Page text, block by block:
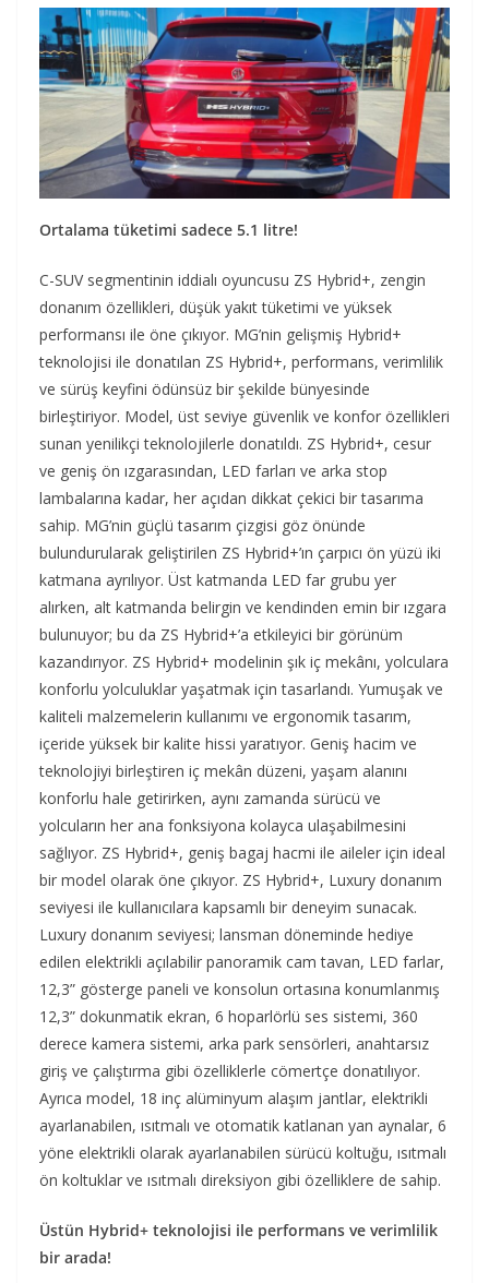
Ortalama tüketimi sadece 5.1 litre!
C-SUV segmentinin iddialı oyuncusu ZS Hybrid+, zengin
donanım özellikleri, düşük yakıt tüketimi ve yüksek
performansı ile öne çıkıyor. MG’nin gelişmiş Hybrid+
teknolojisi ile donatılan ZS Hybrid+, performans, verimlilik
ve sürüş keyfini ödünsüz bir şekilde bünyesinde
birleştiriyor. Model, üst seviye güvenlik ve konfor özellikleri
sunan yenilikçi teknolojilerle donatıldı. ZS Hybrid+, cesur
ve geniş ön ızgarasından, LED farları ve arka stop
lambalarına kadar, her açıdan dikkat çekici bir tasarıma
sahip. MG’nin güçlü tasarım çizgisi göz önünde
bulundurularak geliştirilen ZS Hybrid+’ın çarpıcı ön yüzü iki
katmana ayrılıyor. Üst katmanda LED far grubu yer
alırken, alt katmanda belirgin ve kendinden emin bir ızgara
bulunuyor; bu da ZS Hybrid+’a etkileyici bir görünüm
kazandırıyor. ZS Hybrid+ modelinin şık iç mekânı, yolculara
konforlu yolculuklar yaşatmak için tasarlandı. Yumuşak ve
kaliteli malzemelerin kullanımı ve ergonomik tasarım,
içeride yüksek bir kalite hissi yaratıyor. Geniş hacim ve
teknolojiyi birleştiren iç mekân düzeni, yaşam alanını
konforlu hale getirirken, aynı zamanda sürücü ve
yolcuların her ana fonksiyona kolayca ulaşabilmesini
sağlıyor. ZS Hybrid+, geniş bagaj hacmi ile aileler için ideal
bir model olarak öne çıkıyor. ZS Hybrid+, Luxury donanım
seviyesi ile kullanıcılara kapsamlı bir deneyim sunacak.
Luxury donanım seviyesi; lansman döneminde hediye
edilen elektrikli açılabilir panoramik cam tavan, LED farlar,
12,3” gösterge paneli ve konsolun ortasına konumlanmış
12,3” dokunmatik ekran, 6 hoparlörlü ses sistemi, 360
derece kamera sistemi, arka park sensörleri, anahtarsız
giriş ve çalıştırma gibi özelliklerle cömertçe donatılıyor.
Ayrıca model, 18 inç alüminyum alaşım jantlar, elektrikli
ayarlanabilen, ısıtmalı ve otomatik katlanan yan aynalar, 6
yöne elektrikli olarak ayarlanabilen sürücü koltuğu, ısıtmalı
ön koltuklar ve ısıtmalı direksiyon gibi özelliklere de sahip.
Üstün Hybrid+ teknolojisi ile performans ve verimlilik
bir arada!